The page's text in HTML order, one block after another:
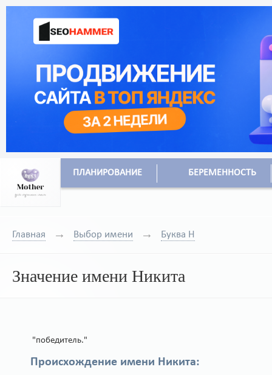
ПЛАНИРОВАНИЕ БЕРЕМЕННОСТЬ
Главная Выбор имени Буква Н
Значение имени Никита
"победитель."
Происхождение имени Никита: